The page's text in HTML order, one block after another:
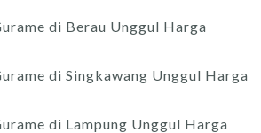
di Berau Unggul Harga
di Singkawang Unggul Harga
di Lampung Unggul Harga